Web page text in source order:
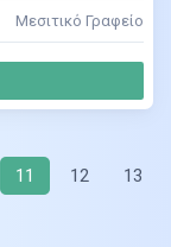
Μεσιτικό Γραφείο
11 12 13